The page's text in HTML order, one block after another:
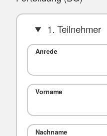
1. Teilnehmer
Anrede
Vorname
Nachname